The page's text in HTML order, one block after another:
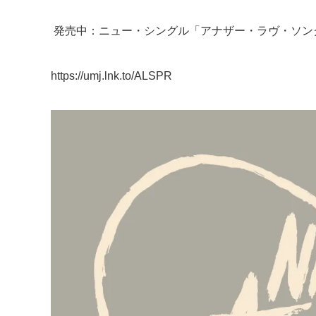
発売中：ニュー・シングル「アナザー・ラヴ・ソン
https://umj.lnk.to/ALSPR